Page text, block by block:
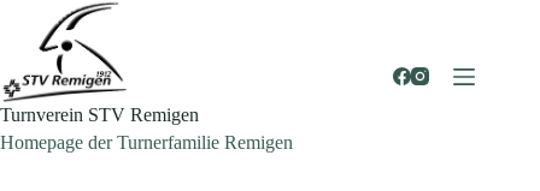
springen
Turnverein STV Remigen
Homepage der Turnerfamilie Remigen